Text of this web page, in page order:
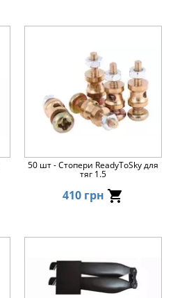
50 шт - Стопери ReadyToSky для
тяг 1.5
410 грн